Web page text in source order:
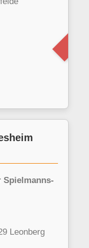
Spielmanns-
Leonberg